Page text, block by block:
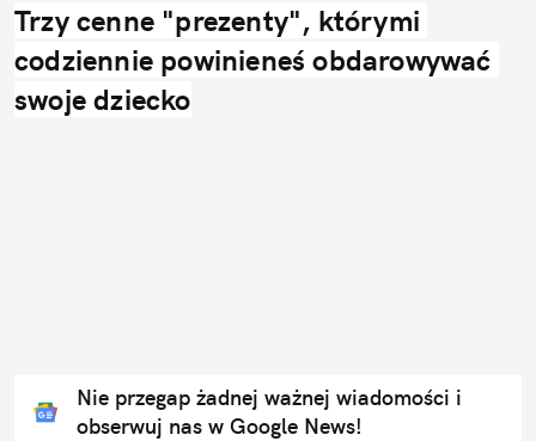
Trzy cenne "prezenty", którymi
codziennie powinieneś obdarowywać
swoje dziecko
Nie przegap żadnej ważnej wiadomości i
obserwuj nas w Google News!